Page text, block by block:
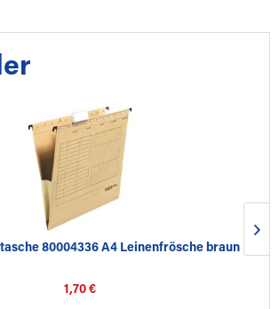
80004336 A4 Leinenfrösche braun
1,70 €